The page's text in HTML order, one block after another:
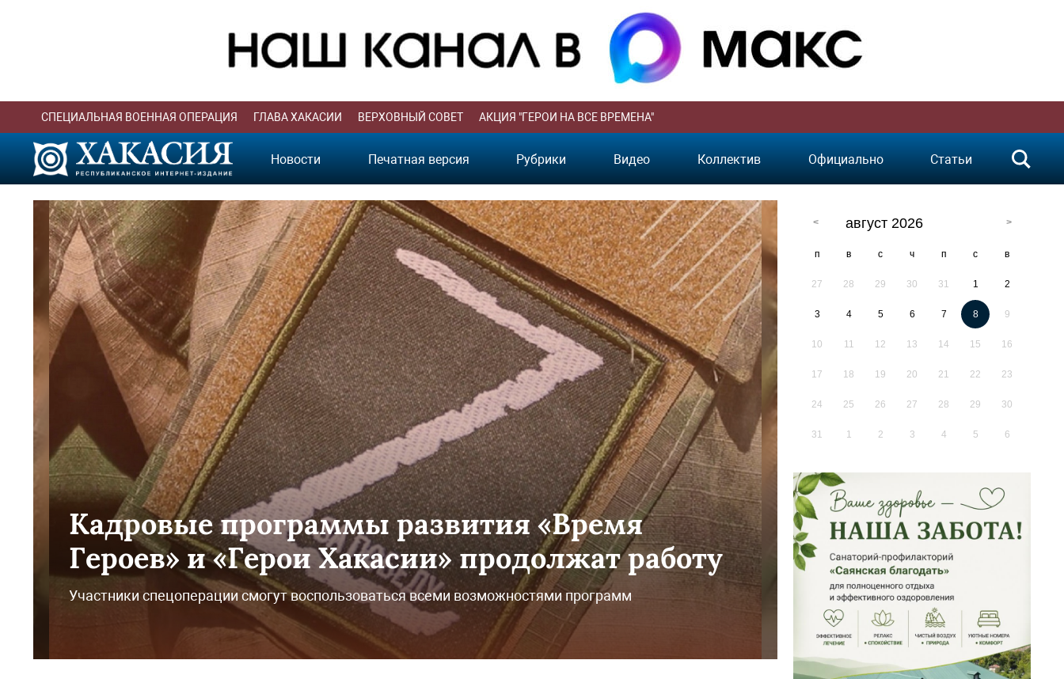
СПЕЦИАЛЬНАЯ ВОЕННАЯ ОПЕРАЦИЯ ГЛАВА ХАКАСИИ ВЕРХОВНЫЙ СОВЕТ АКЦИЯ "ГЕРОИ НА ВСЕ ВРЕМЕНА"
Новости Печатная версия Рубрики Видео Коллектив Официально Статьи
Кадровые программы развития «Время
Героев» и «Герои Хакасии» продолжат работу
Участники спецоперации смогут воспользоваться всеми возможностями программ
август 2026
п в с ч п с в
27 28 29 30 31 1 2
3 4 5 6 7 8 9
10 11 12 13 14 15 16
17 18 19 20 21 22 23
24 25 26 27 28 29 30
31 1 2 3 4 5 6